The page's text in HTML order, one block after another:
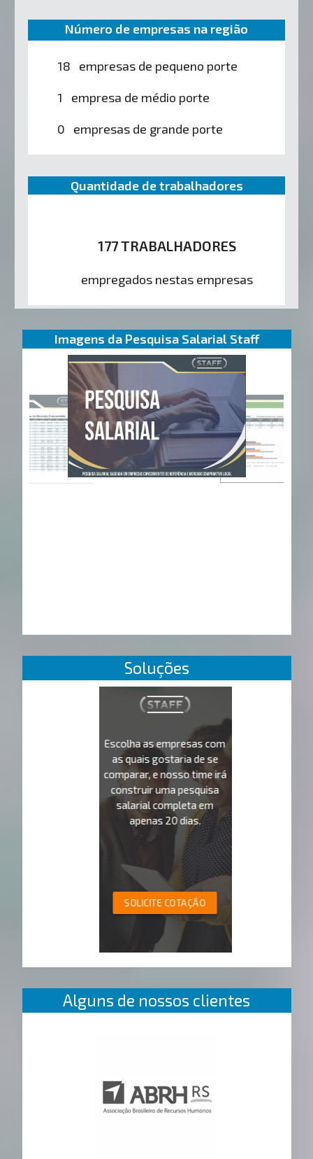
Número de empresas na região
18 empresas de pequeno porte
1 empresa de médio porte
0 empresas de grande porte
Quantidade de trabalhadores
177 TRABALHADORES
empregados nestas empresas
Imagens da Pesquisa Salarial Staff
Soluções
Escolha as empresas com
as quais gostaria de se
comparar, e nosso time irá
construir uma pesquisa
salarial completa em
apenas 20 dias.
SOLICITE COTAÇÃO
Alguns de nossos clientes